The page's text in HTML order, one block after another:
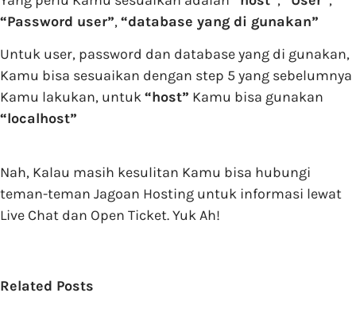
“Password user”,“database yang di gunakan”
Untuk user, password dan database yang di gunakan,
Kamu bisa sesuaikan dengan step 5 yang sebelumnya
Kamu lakukan, untuk“host” Kamu bisa gunakan
“localhost”
Nah, Kalau masih kesulitan Kamu bisa hubungi
teman-teman Jagoan Hosting untuk informasi lewat
Live Chat dan Open Ticket. Yuk Ah!
Related Posts